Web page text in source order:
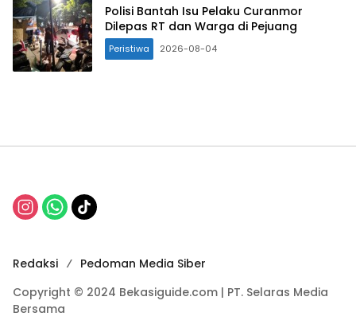
Polisi Bantah Isu Pelaku Curanmor
Dilepas RT dan Warga di Pejuang
Peristiwa 2026-08-04
Redaksi
Pedoman Media Siber
Copyright © 2024 Bekasiguide.com | PT. Selaras Media
Bersama